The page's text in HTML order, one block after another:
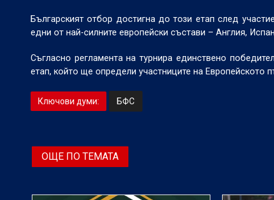
Българският отбор достигна до този етап след
едни от най-силните европейски състави – Англия,
Съгласно регламента на турнира единствено
етап, който ще определи участниците на Европейското
Ключови думи: БФС
ОЩЕ ПО ТЕМАТА